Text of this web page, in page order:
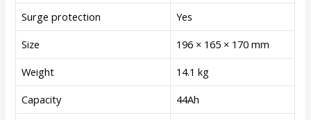
Surge protection
Yes
Size
196 × 165 × 170 mm
Weight
14.1 kg
Capacity
44Ah